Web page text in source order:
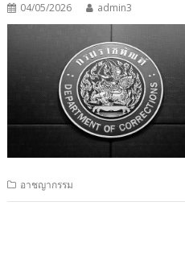
04/05/2026 admin3
อาชญากรรม